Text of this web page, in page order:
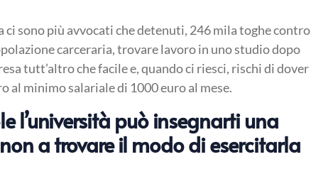
sono più avvocati che detenuti, 246 mila toghe contro
carceraria, trovare lavoro in uno studio dopo
tutt’altro che facile e, quando ci riesci, rischi di dover
al minimo salariale di 1000 euro al mese.
l’università può insegnarti una
a trovare il modo di esercitarla